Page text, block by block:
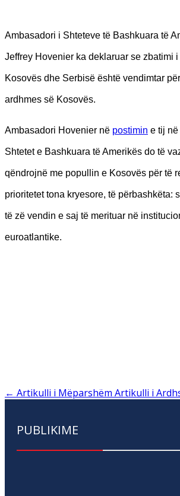
Ambasadori i Shteteve të Bashkuara të
Jeffrey Hovenier ka deklaruar se zbatimi
Kosovës dhe Serbisë është vendimtar
ardhmes së Kosovës.
Ambasadori Hovenier në postimin e tij
Shtetet e Bashkuara të Amerikës do të
qëndrojnë me popullin e Kosovës për të
prioritetet tona kryesore, të përbashkëta:
të zë vendin e saj të merituar në
euroatlantike.
← Artikulli i Mëparshëm Artikulli i
PUBLIKIME